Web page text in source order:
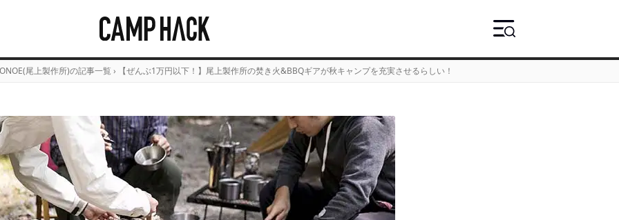
尾上製作所)の記事一覧 › 【ぜんぶ1万円以下！】尾上製作所の焚き火&BBQギアが秋キャンプを充実させるらしい！